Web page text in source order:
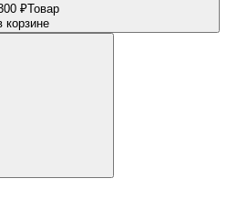
₽Товар
корзине